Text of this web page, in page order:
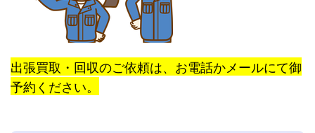
出張買取・回収のご依頼は、お電話かメールにて御
予約ください。